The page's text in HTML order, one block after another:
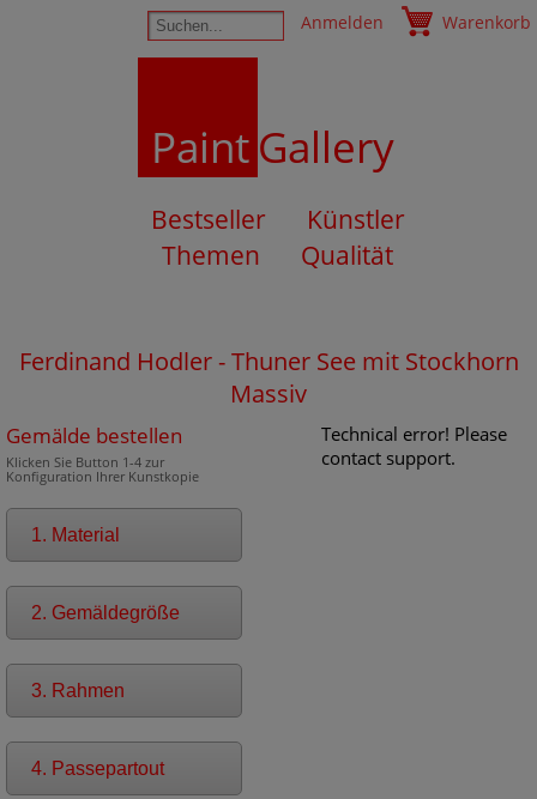
Anmelden Warenkorb
PaintGallery
Bestseller
Künstler
Themen
Qualität
Ferdinand Hodler - Thuner See mit Stockhorn
Massiv
Gemälde bestellen
Klicken Sie Button 1-4 zur
Konfiguration Ihrer Kunstkopie
1. Material
2. Gemäldegröße
3. Rahmen
4. Passepartout
Technical error! Please
contact support.